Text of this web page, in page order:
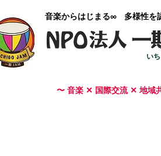
音楽からはじまる∞ 多様性を
い
〜 音楽 ✕ 国際交流 ✕ 地域